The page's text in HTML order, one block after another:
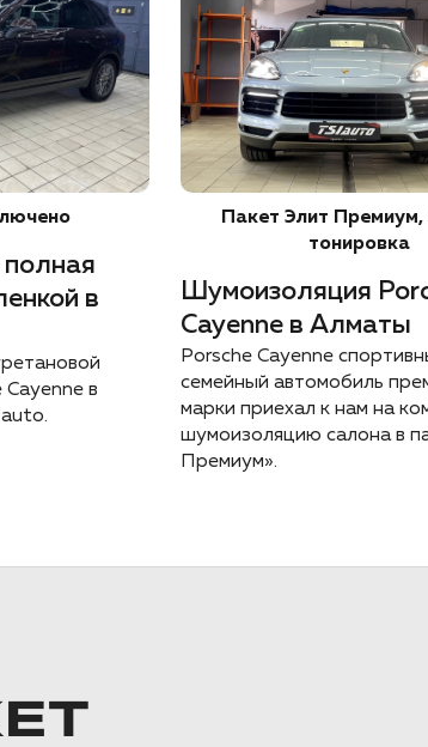
полная
в
в
Пакет Элит Премиум,
тонировка
Шумоизоляция
Cayenne в Алматы
Porsche Cayenne
семейный автомобиль
марки приехал к нам на
шумоизоляцию салона в
Премиум».